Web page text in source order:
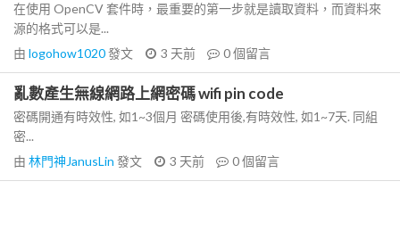
在使用 OpenCV 套件時，最重要的第一步就是讀取資料，而資料來
源的格式可以是...
由 logohow1020發文 3 天前 0個留言
亂數產生無線網路上網密碼 wifi pin code
密碼開通有時效性, 如1~3個月 密碼使用後,有時效性, 如1~7天. 同組
密...
由 林門神JanusLin 發文 3 天前 0個留言